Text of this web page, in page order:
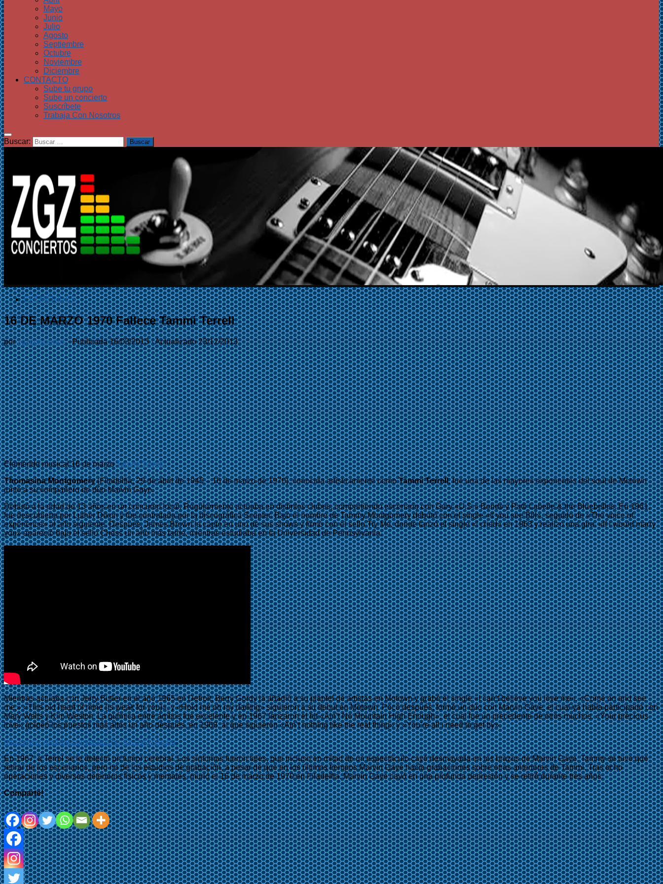
Mayo
Junio
Julio
Agosto
Septiembre
Octubre
Noviembre
Diciembre
CONTACTO
Sube tu grupo
Sube un concierto
Suscríbete
Trabaja Con Nosotros
Buscar:
EFEMÉRIDES
16 DE MARZO 1970 Fallece Tammi Terrell
porzgzconciertos · Publicada16/03/2013· Actualizado23/12/2013
Efeméride musical 16 de marzoTammi Terrell.
Thomasina Montgomery(Filadelfia, 29 de abril de 1945 – 16 de marzo de 1970), conocida artísticamente comoTammi Terrell, fue una de las mayores exponentes del soul de Motown
junto a su compañero de dúo Marvin Gaye.
Debutó a la edad de 13 años en un concurso local. Regularmente actuaba en distintos clubes, compartiendo escenario con Gary «U.S.» Bonds y Patti Labelle & the Bluebelles. En 1961,
fue descubierta por Luther Dixon y fue contratada por la discográfica Scepter. Bajo el nombre de Tammy Montgomery debutó con el single «If you see Bill», seguido de «The voice of
experience» al año siguiente. Después, James Brown la captó en uno de sus shows y firmó con el sello Try Me, donde lanzó el single «I cried» en 1963 y realizó una gira. «If i would marry
you» apareció bajo el sello Chess un año más tarde, mientras estudiaba en la Universidad de Pennsylvania.
Mientras actuaba con Jerry Butler en el año 1965 en Detroit, Berry Gordy la añadió a su plantel de artistas en Motown y grabó el single «I can’t believe you love me». «Come on and see
me,» «This old heart of mine (is weak for you)», y «Hold me oh my darling» siguieron a su debut en Motown. Poco después, formó un dúo con Marvin Gaye, el cual ya había participado con
Mary Wells y Kim Weston. La química entre ambos fue excelente y en 1967 lanzaron el hit «Ain’t No Mountain High Enough», el cual fue un precedente de otros muchos. «Your precious
love» golpeó los puestos más altos un año después, en 1968, al que siguieron «Ain’t nothing like the real thing» y «You’re all i need to get by».
http://www.youtube.com/watch?v=Xz-UvQYAmbg
En 1967, a Terrel se le detectó un tumor cerebral. Los síntomas fueron tales, que incluso en mitad de un espectáculo cayó desmayada en los brazos de Marvin Gaye. Tammy se tuvo que
retirar de los escenarios, pero no de los estudios de grabación, a pesar de que en los últimos tiempos Marvin Gaye hacía grabaciones sobre otras anteriores de Tammi. Tras ocho
operaciones y diversos deterioros físicos y mentales, murió el 16 de marzo de 1970 en Filadelfia. Marvin Gaye cayó en una profunda depresión y se retiró durante tres años.
Comparte!